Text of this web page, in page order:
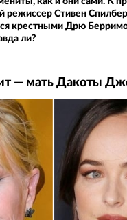
режиссер Стивен
крестными Дрю
ли?
— мать Дакоты